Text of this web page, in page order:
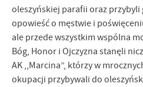
oleszyńskiej parafii oraz przybyli
opowieść o męstwie i
ale przede wszystkim wspólna
Bóg, Honor i Ojczyzna stanęli
AK ,,Marcina”, którzy w
okupacji przybywali do